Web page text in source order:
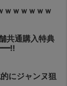
ｗｗｗｗｗｗ
共通購入特典
にジャンヌ狙